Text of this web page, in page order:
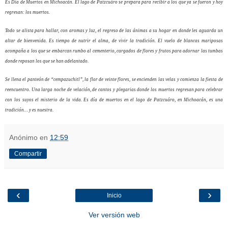
Es Día de Muertos en Michoacán. El lago de Patzcuáro se prepara para recibir a los que ya se fueron y hoy
regresan: los muertos.
Todo se alista para hallar, con aromas y luz, el regreso de las ánimas a su hogar en donde les aguarda un
altar de bienvenida. Es tiempo de nutrir el alma, de vivir la tradición. El vuelo de blancas mariposas
acompaña a los que se embarcan rumbo al cementerio, cargados de flores y frutos para adornar las tumbas
donde reposan los que se han adelantado.
Se llena el panteón de “cempazuchitl”, la flor de veinte flores, se encienden las velas y comienza la fiesta de
reencuentro. Una larga noche de velación, de cantos y plegarias donde los muertos regresan para celebrar
con los suyos el misterio de la vida. Es día de muertos en el lago de Patzcuáro, en Michoacán, es una
tradición… y es nuestra.
Anónimo en 12:59
Compartir
‹ ›
Inicio
Ver versión web